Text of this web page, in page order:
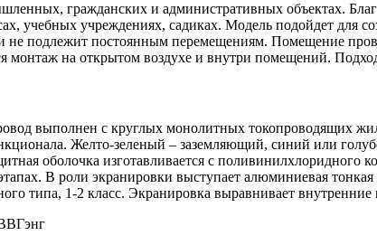
гражданских и административных объектах.
учебных учреждениях, садиках. Модель подойдет для
не подлежит постоянным перемещениям. Помещение
монтаж на открытом воздухе и внутри помещений.
выполнен с круглых монолитных токопроводящих
Желто-зеленый – заземляющий, синий или
оболочка изготавливается с
В роли экранировки выступает алюминиевая
типа, 1-2 класс. Экранировка выравнивает